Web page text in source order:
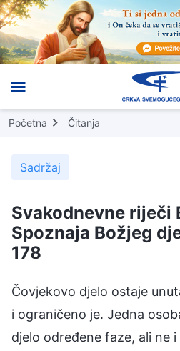
Početna Čitanja
Sadržaj
Svakodnevne riječi
Spoznaja Božjeg
178
Čovjekovo djelo ostaje
i ograničeno je. Jedna
djelo određene faze, ali ne